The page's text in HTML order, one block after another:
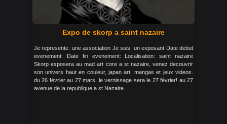
Expo de skorp a saint nazaire
Je represente: une association Je suis: un exposant Date debut
evenement: Date fin evenement: Localisation: saint nazaire
Skorp exposera au mad art core a st nazaire, venez decouvrir
son univers haut en couleur, japan art, mangas et jeux videos.
du 26 février au 27 mars, le vernissage sera le 27 février! au 27
avenue de la republique a st Nazaire